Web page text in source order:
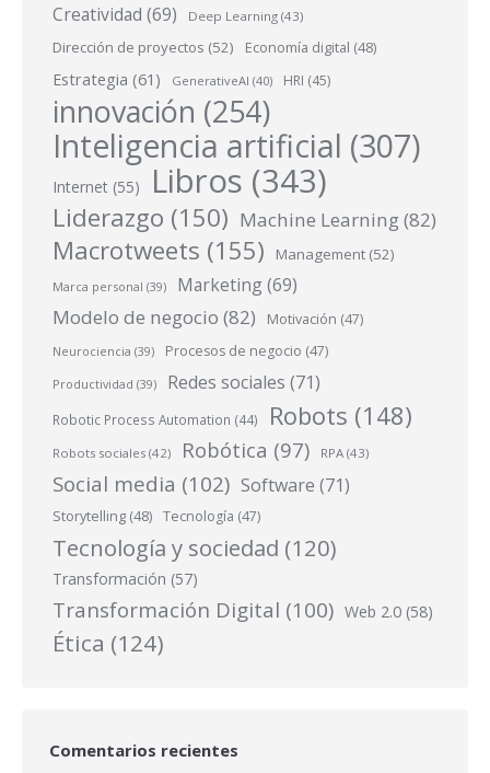
Creatividad (69) Deep Learning (43)
Dirección de proyectos (52) Economía digital (48)
Estrategia (61) GenerativeAI (40) HRI (45)
innovación (254)
Inteligencia artificial (307)
Internet (55) Libros (343)
Liderazgo (150) Machine Learning(82)
Macrotweets (155) Management (52)
Marca personal (39) Marketing (69)
Modelo de negocio (82) Motivación (47)
Neurociencia (39) Procesos de negocio (47)
Productividad (39) Redes sociales (71)
Robotic Process Automation (44) Robots (148)
Robots sociales (42) Robótica (97) RPA (43)
Social media (102) Software (71)
Storytelling (48) Tecnología (47)
Tecnología y sociedad (120)
Transformación (57)
Transformación Digital (100) Web 2.0 (58)
Ética (124)
Comentarios recientes